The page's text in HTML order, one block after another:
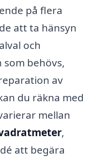
på flera
att ta hänsyn
och
behövs,
av
du räkna med
mellan
,
att begära